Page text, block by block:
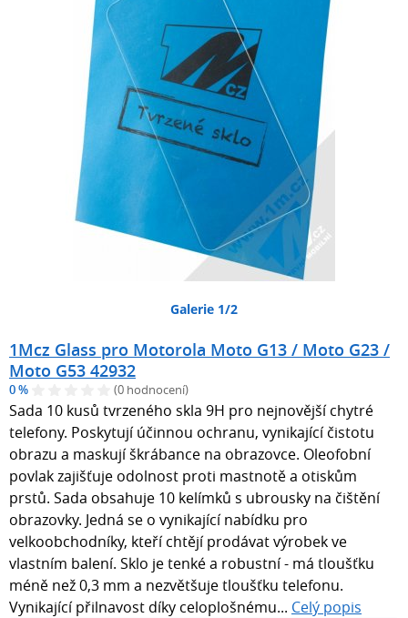
Galerie 1/2
1Mcz Glass pro Motorola Moto G13 / Moto G23 /
Moto G53 42932
0 % (0 hodnocení)
Sada 10 kusů tvrzeného skla 9H pro nejnovější chytré
telefony. Poskytují účinnou ochranu, vynikající čistotu
obrazu a maskují škrábance na obrazovce. Oleofobní
povlak zajišťuje odolnost proti mastnotě a otiskům
prstů. Sada obsahuje 10 kelímků s ubrousky na čištění
obrazovky. Jedná se o vynikající nabídku pro
velkoobchodníky, kteří chtějí prodávat výrobek ve
vlastním balení. Sklo je tenké a robustní - má tloušťku
méně než 0,3 mm a nezvětšuje tloušťku telefonu.
Vynikající přilnavost díky celoplošnému... Celý popis